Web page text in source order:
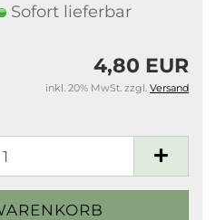
Sofort lieferbar
4,80 EUR
inkl. 20% MwSt. zzgl. Versand